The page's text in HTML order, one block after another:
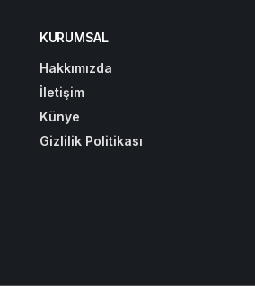
KURUMSAL
Hakkımızda
İletişim
Künye
Gizlilik Politikası